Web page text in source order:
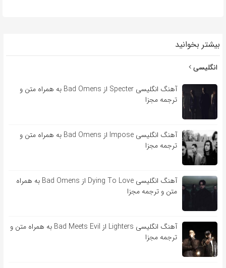
بیشتر بخوانید
انگلیسی
آهنگ انگلیسی Specter از Bad Omens به همراه متن و
ترجمه مجزا
آهنگ انگلیسی Impose از Bad Omens به همراه متن و
ترجمه مجزا
آهنگ انگلیسی Dying To Love از Bad Omens به همراه
متن و ترجمه مجزا
آهنگ انگلیسی Lighters از Bad Meets Evil به همراه متن و
ترجمه مجزا